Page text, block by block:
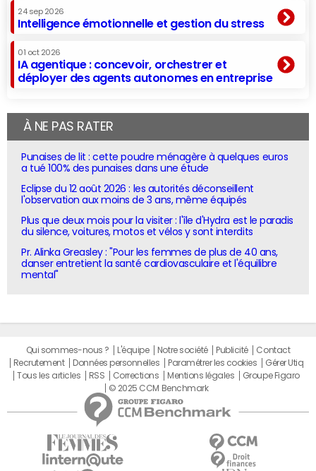
24 sep 2026
Intelligence émotionnelle et gestion du stress
01 oct 2026
IA agentique : concevoir, orchestrer et
déployer des agents autonomes en entreprise
À NE PAS RATER
Punaises de lit : cette poudre ménagère à quelques euros
a tué 100% des punaises dans une étude
Eclipse du 12 août 2026 : les autorités déconseillent
l'observation aux moins de 3 ans, même équipés
Plus que deux mois pour la visiter : l'île d'Hydra est le paradis
du silence, voitures, motos et vélos y sont interdits
Pr. Alinka Greasley : "Pour les femmes de plus de 40 ans,
danser entretient la santé cardiovasculaire et l'équilibre
mental"
Qui sommes-nous ? L'équipe Notre société Publicité
Contact
Recrutement
Données personnelles Paramétrer les cookies
Gérer Utiq
Tous les articles
RSS Corrections Mentions légales
Groupe Figaro
© 2025 CCM Benchmark